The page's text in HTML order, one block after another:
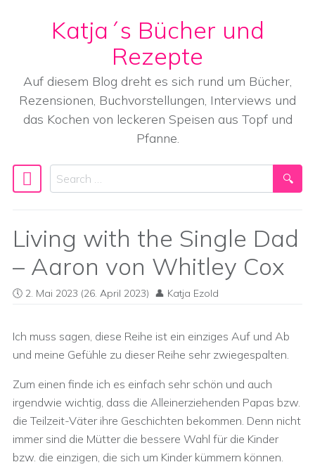
Skip to content
Katja´s Bücher und
Rezepte
Auf diesem Blog dreht es sich rund um Bücher,
Rezensionen, Buchvorstellungen, Interviews und
das Kochen von leckeren Speisen aus Topf und
Pfanne.
Main Navigation
Search
Living with the Single Dad
– Aaron von Whitley Cox
2. Mai 2023 (26. April 2023) Katja Ezold
Ich muss sagen, diese Reihe ist ein einziges Auf und Ab
und meine Gefühle zu dieser Reihe sehr zwiegespalten.
Zum einen finde ich es einfach sehr schön und auch
irgendwie wichtig, dass die Alleinerziehenden Papas bzw.
die Teilzeit-Väter ihre Geschichten bekommen. Denn nicht
immer sind die Mütter die bessere Wahl für die Kinder
bzw. die einzigen, die sich um Kinder kümmern können.